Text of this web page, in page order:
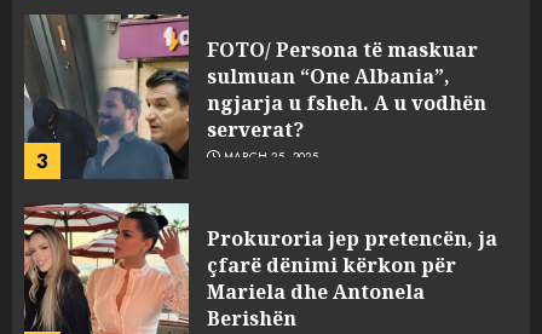
3
FOTO/ Persona të maskuar
sulmuan “One Albania”,
ngjarja u fsheh. A u vodhën
serverat?
MARCH 25, 2025
Prokuroria jep pretencën, ja
çfarë dënimi kërkon për
Mariela dhe Antonela
Berishën